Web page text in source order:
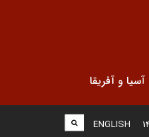
آسیا و آفریقا
ENGLISH